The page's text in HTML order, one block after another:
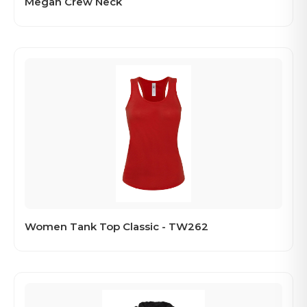
Women Tank Top Classic - TW262